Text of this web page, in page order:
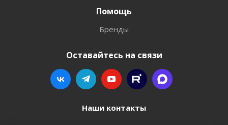
Помощь
Бренды
Оставайтесь на связи
Наши контакты